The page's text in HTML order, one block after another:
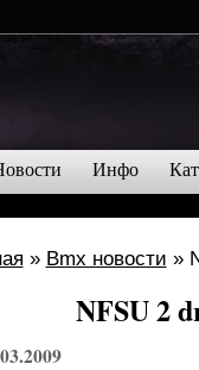
Инфо
» Bmx новости »
NFSU 2